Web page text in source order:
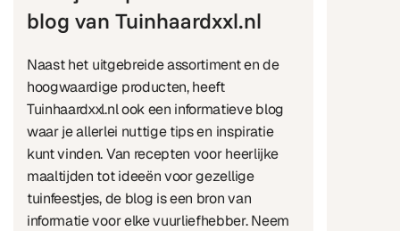
blog van Tuinhaardxxl.nl
Naast het uitgebreide assortiment en de
hoogwaardige producten, heeft
Tuinhaardxxl.nl ook een informatieve blog
waar je allerlei nuttige tips en inspiratie
kunt vinden. Van recepten voor heerlijke
maaltijden tot ideeën voor gezellige
tuinfeestjes, de blog is een bron van
informatie voor elke vuurliefhebber. Neem